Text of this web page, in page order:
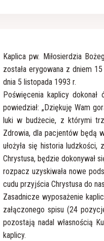
Kaplica pw. Miłosierdzia
została erygowana z dniem
dnia 5 listopada 1993 r.
Poświęcenia kaplicy
powiedział: „Dziękuję Wam
luki w budżecie, z którymi
Zdrowia, dla pacjentów będą
ułożyła się historia
Chrystusa, będzie dokonywał
rozpacz uzyskiwała nowe
cudu przyjścia Chrystusa do
Zasadnicze wyposażenie
załączonego spisu (24
pozostają nadal własnością
kaplicy.